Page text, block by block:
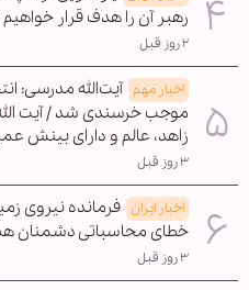
رهبر آن را هدف قرار خواهیم
۲ روز قبل
اخبار مهم آیت‌الله مدرسی:
موجب خرسندی شد / آیت
زاهد، عالم و دارای بینش
۳ روز قبل
اخبار ایران فرمانده نیروی
خطای محاسباتی دشمنان
۳ روز قبل